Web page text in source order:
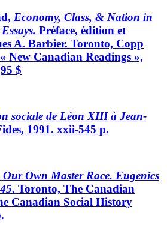
Economy, Class, & Nation in
Préface, édition et
A. Barbier. Toronto, Copp
New Canadian Readings »,
$
sociale de Léon XIII à Jean-
1991. xxii-545 p.
Our Own Master Race. Eugenics
. Toronto, The Canadian
Canadian Social History